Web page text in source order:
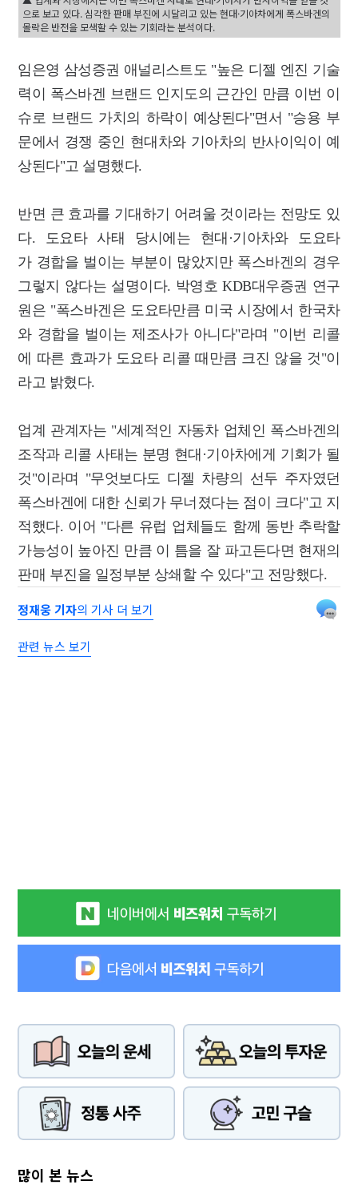
으로 보고 있다. 심각한 판매 부진에 시달리고 있는 현대·기아차에게 폭스바겐의
몰락은 반전을 모색할 수 있는 기회라는 분석이다.
임은영 삼성증권 애널리스트도 "높은 디젤 엔진 기술
력이 폭스바겐 브랜드 인지도의 근간인 만큼 이번 이
슈로 브랜드 가치의 하락이 예상된다"면서 "승용 부
문에서 경쟁 중인 현대차와 기아차의 반사이익이 예
상된다"고 설명했다.
반면 큰 효과를 기대하기 어려울 것이라는 전망도 있
다. 도요타 사태 당시에는 현대·기아차와 도요타
가 경합을 벌이는 부분이 많았지만 폭스바겐의 경우
그렇지 않다는 설명이다. 박영호 KDB대우증권 연구
원은 "폭스바겐은 도요타만큼 미국 시장에서 한국차
와 경합을 벌이는 제조사가 아니다"라며 "이번 리콜
에 따른 효과가 도요타 리콜 때만큼 크진 않을 것"이
라고 밝혔다.
업계 관계자는 "세계적인 자동차 업체인 폭스바겐의
조작과 리콜 사태는 분명 현대·기아차에게 기회가 될
것"이라며 "무엇보다도 디젤 차량의 선두 주자였던
폭스바겐에 대한 신뢰가 무너졌다는 점이 크다"고 지
적했다. 이어 "다른 유럽 업체들도 함께 동반 추락할
가능성이 높아진 만큼 이 틈을 잘 파고든다면 현재의
판매 부진을 일정부분 상쇄할 수 있다"고 전망했다.
정재웅 기자의 기사 더 보기
관련 뉴스 보기
많이 본 뉴스